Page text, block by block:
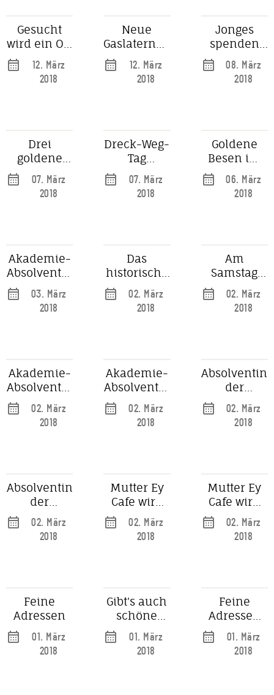
Gesucht
wird ein Ort
lebendiger
Erinnerung
12. März
2018
Neue
Gaslaternen
für die
Mühlenstraße
12. März
2018
Jonges
spenden
an Vereine
08. März
2018
Drei
goldene
Besen für
Sauberkeit
verliehen
07. März
2018
Dreck-Weg-
Tag
Engagierte
Kehrer und
ein
07. März
2018
Goldene
Besen im
Rathaus
verliehen
06. März
2018
Akademie-
Absolventin
macht
Kunst für
Mutter Ey
03. März
2018
Das
historische
Düsseldorf
im
Rundumblick
02. März
2018
Am
Samstag
startet in
Düsseldorf
die Woche
02. März
2018
Akademie-
Absolventin
macht
Kunst für
Mutter Ey
02. März
2018
Akademie-
Absolventin
macht
Kunst für
Mutter Ey
02. März
2018
Absolventin
der
Akademie
zeigt Kunst
für Mutter
02. März
2018
Absolventin
der
Akademie
zeigt Kunst
für Mutter
02. März
2018
Mutter Ey
Cafe wird
zur Galerie
02. März
2018
Mutter Ey
Cafe wird
zur Galerie
02. März
2018
Feine
Adressen
01. März
2018
Gibt's auch
schöne
Betonpoller?
01. März
2018
Feine
Adressen
Teil 2
01. März
2018